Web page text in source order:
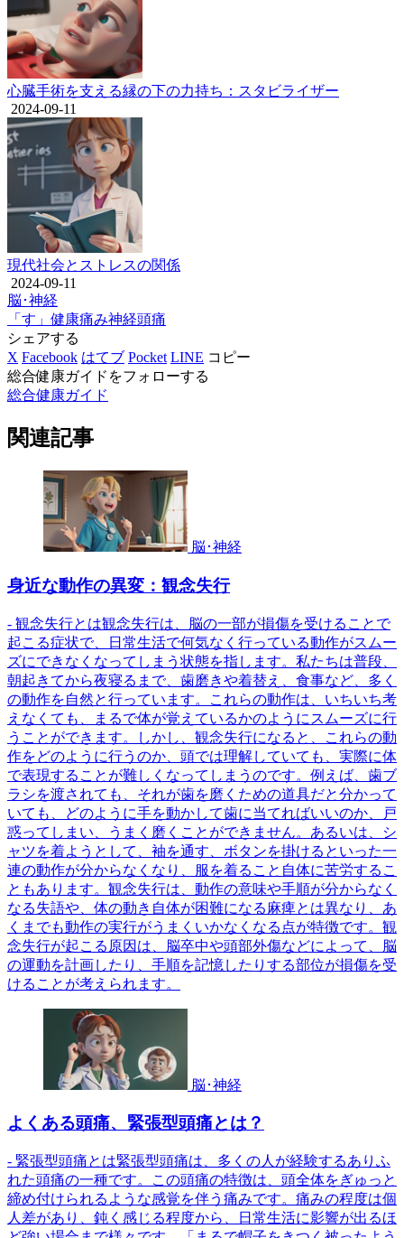
心臓手術を支える縁の下の力持ち：スタビライザー
2024-09-11
現代社会とストレスの関係
2024-09-11
脳･神経
「す」 健康痛み神経頭痛
シェアする
X Facebook はてブ Pocket LINE コピー
総合健康ガイドをフォローする
総合健康ガイド
関連記事
脳･神経
身近な動作の異変：観念失行
- 観念失行とは観念失行は、脳の一部が損傷を受けることで
起こる症状で、日常生活で何気なく行っている動作がスムー
ズにできなくなってしまう状態を指します。私たちは普段、
朝起きてから夜寝るまで、歯磨きや着替え、食事など、多く
の動作を自然と行っています。これらの動作は、いちいち考
えなくても、まるで体が覚えているかのようにスムーズに行
うことができます。しかし、観念失行になると、これらの動
作をどのように行うのか、頭では理解していても、実際に体
で表現することが難しくなってしまうのです。例えば、歯ブ
ラシを渡されても、それが歯を磨くための道具だと分かって
いても、どのように手を動かして歯に当てればいいのか、戸
惑ってしまい、うまく磨くことができません。あるいは、シ
ャツを着ようとして、袖を通す、ボタンを掛けるといった一
連の動作が分からなくなり、服を着ること自体に苦労するこ
ともあります。観念失行は、動作の意味や手順が分からなく
なる失語や、体の動き自体が困難になる麻痺とは異なり、あ
くまでも動作の実行がうまくいかなくなる点が特徴です。観
念失行が起こる原因は、脳卒中や頭部外傷などによって、脳
の運動を計画したり、手順を記憶したりする部位が損傷を受
けることが考えられます。
脳･神経
よくある頭痛、緊張型頭痛とは？
- 緊張型頭痛とは緊張型頭痛は、多くの人が経験するありふ
れた頭痛の一種です。この頭痛の特徴は、頭全体をぎゅっと
締め付けられるような感覚を伴う痛みです。痛みの程度は個
人差があり、鈍く感じる程度から、日常生活に影響が出るほ